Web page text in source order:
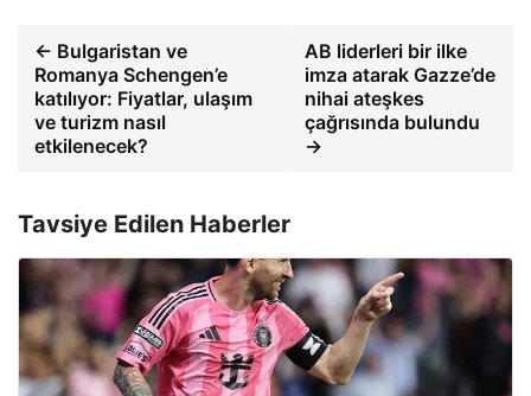
← Bulgaristan ve
Romanya Schengen’e
katılıyor: Fiyatlar, ulaşım
ve turizm nasıl
etkilenecek?
AB liderleri bir ilke
imza atarak Gazze’de
nihai ateşkes
çağrısında bulundu
→
Tavsiye Edilen Haberler